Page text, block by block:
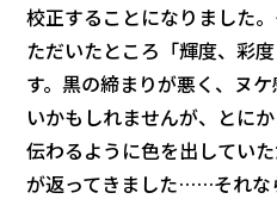
校正することになりました
ただいたところ「輝度、彩
す。黒の締まりが悪く、ヌ
いかもしれませんが、とに
伝わるように色を出してい
が返ってきました……それな